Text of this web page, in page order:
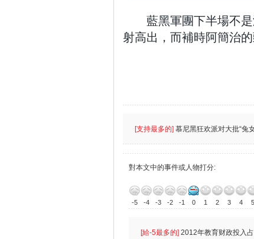
藍黑軍團下半場不
射高出，而補時阿簡治
[支持最多的] 慕尼黑狂欢派对大批“兔
對本文中的事件或人物打分:
-5 -4 -3 -2 -1 0 1 2 3 4 5
[給-5最多的] 2012年教育财政投入